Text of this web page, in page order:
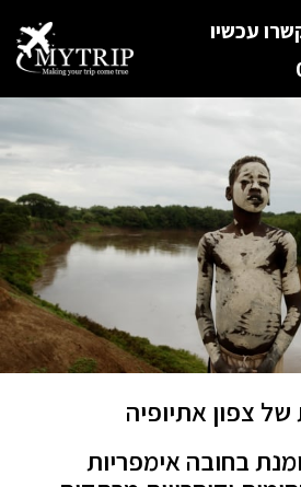
עכשיו
צפון אתיופיה
בחובה אימפריות